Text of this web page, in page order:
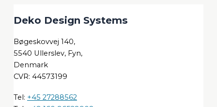
Deko Design Systems
Bøgeskovvej 140,
5540 Ullerslev, Fyn,
Denmark
CVR: 44573199
Tel: +45 27288562